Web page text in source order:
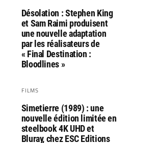
Désolation : Stephen King
et Sam Raimi produisent
une nouvelle adaptation
par les réalisateurs de
« Final Destination :
Bloodlines »
FILMS
Simetierre (1989) : une
nouvelle édition limitée en
steelbook 4K UHD et
Bluray, chez ESC Editions